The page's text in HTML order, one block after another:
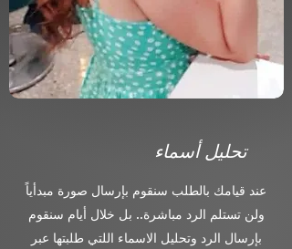
تحليل أسماء
عند قيامك بالطلب سنقوم بإرسال صورة مبدأياً
ولن تستلم الرد مباشرة.. بل خلال أيام سنقوم
بإرسال الرد وتحليل الاسماء اللتي طلبتها عبر